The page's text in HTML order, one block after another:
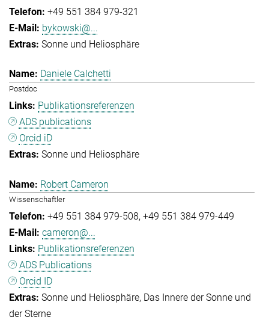
+49 551 384 979-321
bykowski@...
Sonne und Heliosphäre
Daniele Calchetti
Postdoc
Publikationsreferenzen
ADS publications
Orcid iD
Sonne und Heliosphäre
Robert Cameron
Wissenschaftler
+49 551 384 979-508 +49 551 384 979-449
cameron@...
Publikationsreferenzen
ADS Publications
Orcid ID
Sonne und Heliosphäre Das Innere der Sonne und
der Sterne